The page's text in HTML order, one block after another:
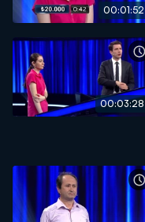
00:01:52
00:03:28